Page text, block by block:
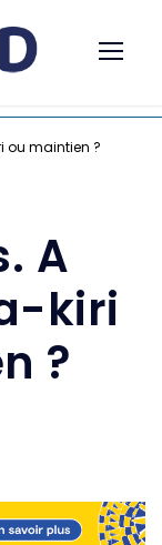
ou maintien ?
A
kiri
?